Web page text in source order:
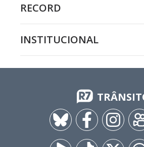
RECORD
INSTITUCIONAL